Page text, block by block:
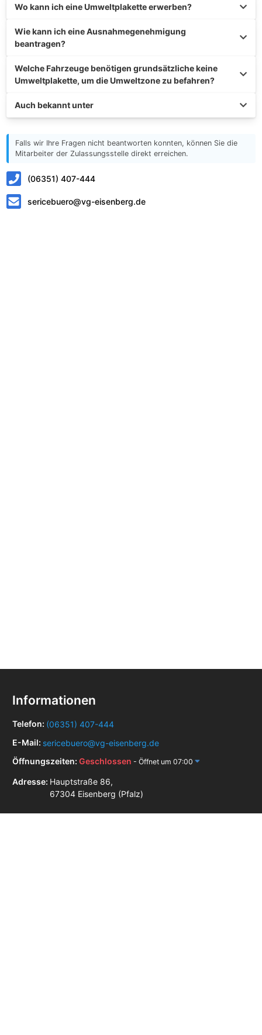
Wo kann ich eine Umweltplakette erwerben?
Wie kann ich eine Ausnahmegenehmigung
beantragen?
Welche Fahrzeuge benötigen grundsätzliche keine
Umweltplakette, um die Umweltzone zu befahren?
Auch bekannt unter
Falls wir Ihre Fragen nicht beantworten konnten, können Sie die
Mitarbeiter der Zulassungsstelle direkt erreichen.
(06351) 407-444
sericebuero@vg-eisenberg.de
Informationen
Telefon: (06351) 407-444
E-Mail: sericebuero@vg-eisenberg.de
Öffnungszeiten: Geschlossen - Öffnet um 07:00
Adresse: Hauptstraße 86,
67304 Eisenberg (Pfalz)